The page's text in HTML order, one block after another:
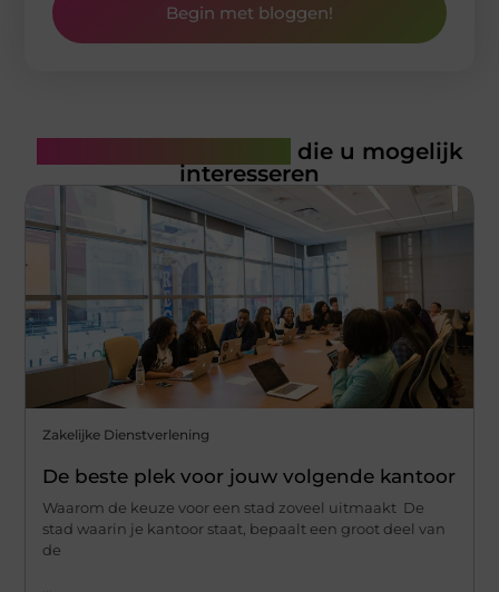
Begin met bloggen!
die u mogelijk
interesseren
Zakelijke Dienstverlening
De beste plek voor jouw volgende kantoor
Waarom de keuze voor een stad zoveel uitmaakt De
stad waarin je kantoor staat, bepaalt een groot deel van
de